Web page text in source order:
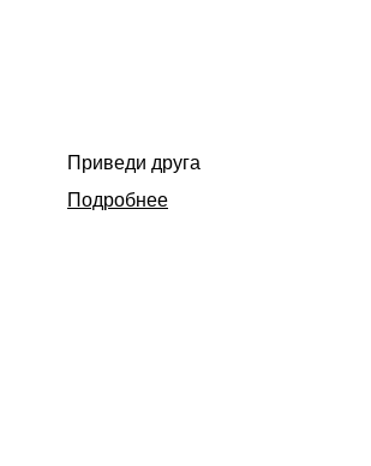
Приведи друга
Подробнее